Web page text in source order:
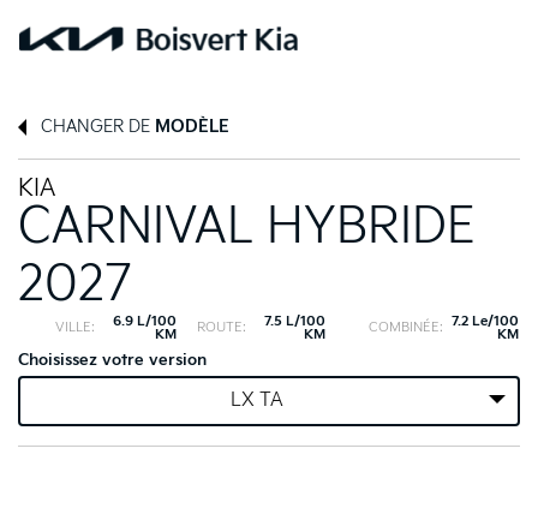
CHANGER DE MODÈLE
KIA
CARNIVAL HYBRIDE
2027
VILLE:
6.9 L/100
KM
ROUTE:
7.5 L/100
KM
COMBINÉE:
7.2 Le/100
KM
Choisissez votre version
LX TA